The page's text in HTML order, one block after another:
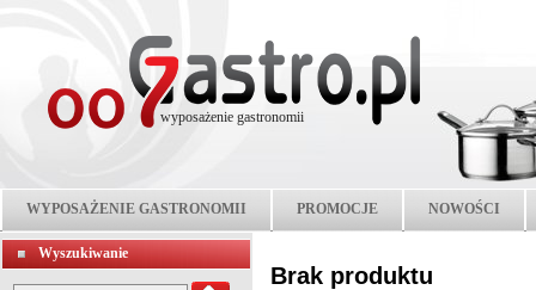
wyposażenie gastronomii
WYPOSAŻENIE GASTRONOMII PROMOCJE NOWOŚCI
Wyszukiwanie
Brak produktu